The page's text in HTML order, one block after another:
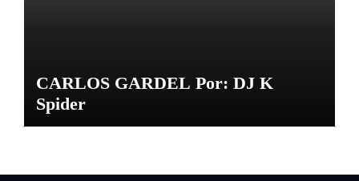
CARLOS GARDEL Por: DJ K
Spider